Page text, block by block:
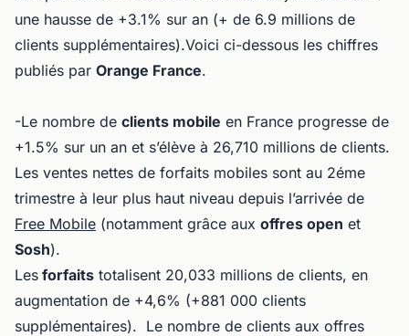
une hausse de +3.1% sur an (+ de 6.9 millions de
clients supplémentaires).Voici ci-dessous les chiffres
publiés par Orange France.
-Le nombre de clients mobile en France progresse de
+1.5% sur un an et s’élève à 26,710 millions de clients.
Les ventes nettes de forfaits mobiles sont au 2éme
trimestre à leur plus haut niveau depuis l’arrivée de
Free Mobile (notamment grâce aux offres open et
Sosh).
Les forfaits totalisent 20,033 millions de clients, en
augmentation de +4,6% (+881 000 clients
supplémentaires). Le nombre de clients aux offres